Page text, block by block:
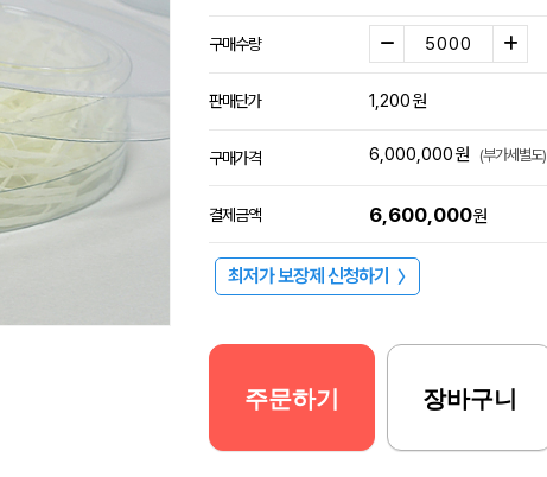
구매수량
판매단가 1,200원
구매가격 6,000,000원 (부가세별도)
결제금액 6,600,000원
최저가 보장제 신청하기 〉
주문하기 장바구니